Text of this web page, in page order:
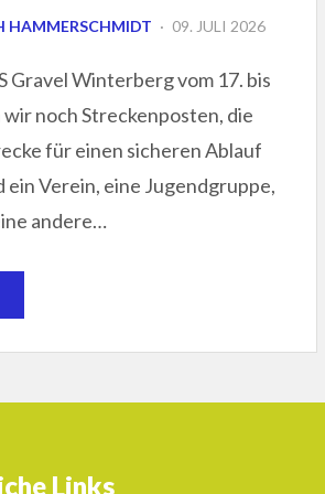
HAMMERSCHMIDT
POSTED
09. JULI 2026
Gravel Winterberg vom 17. bis
wir noch Streckenposten, die
für einen sicheren Ablauf
ein Verein, eine Jugendgruppe,
andere…
Links